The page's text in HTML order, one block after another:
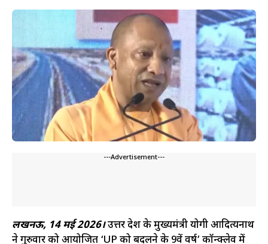
---Advertisement---
लखनऊ, 14 मई 2026।उत्तर प्रदेश के मुख्यमंत्री योगी आदित्यनाथ
ने गुरुवार को आयोजित ‘UP को बदलने के 9वें वर्ष’ कॉन्क्लेव में